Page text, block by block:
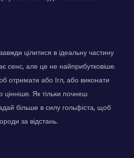
цілитися в ідеальну частину
сенс, але це не найприбутковіше.
отримати або Ігл, або виконати
цінніше. Як тільки почнеш
більше в силу гольфіста, щоб
за відстань.